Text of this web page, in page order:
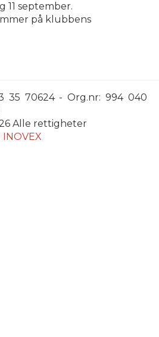
11 september.
på klubbens
Alle rettigheter
INOVEX
35 70624 - Org.nr: 994 040